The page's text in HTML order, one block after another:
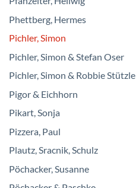
Phettberg, Hermes
Pichler, Simon
Pichler, Simon & Stefan Oser
Pichler, Simon & Robbie Stützle
Pigor & Eichhorn
Pikart, Sonja
Pizzera, Paul
Plautz, Sracnik, Schulz
Pöchacker, Susanne